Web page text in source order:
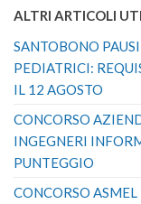
ALTRI ARTICOLI
SANTOBONO
PEDIATRICI:
IL 12 AGOSTO
CONCORSO
INGEGNERI
PUNTEGGIO
CONCORSO